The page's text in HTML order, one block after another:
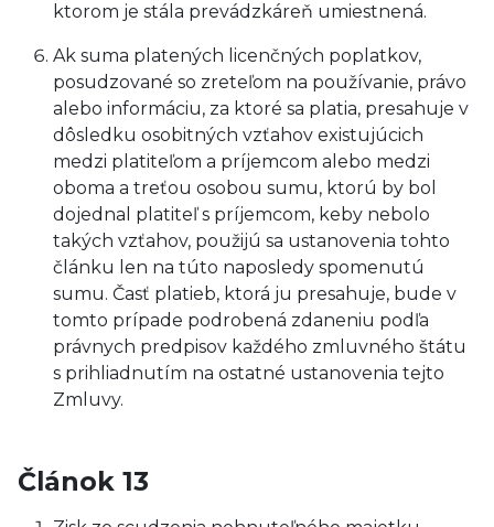
ktorom je stála prevádzkáreň umiestnená.
Ak suma platených licenčných poplatkov,
posudzované so zreteľom na používanie, právo
alebo informáciu, za ktoré sa platia, presahuje v
dôsledku osobitných vzťahov existujúcich
medzi platiteľom a príjemcom alebo medzi
oboma a treťou osobou sumu, ktorú by bol
dojednal platiteľ s príjemcom, keby nebolo
takých vzťahov, použijú sa ustanovenia tohto
článku len na túto naposledy spomenutú
sumu. Časť platieb, ktorá ju presahuje, bude v
tomto prípade podrobená zdaneniu podľa
právnych predpisov každého zmluvného štátu
s prihliadnutím na ostatné ustanovenia tejto
Zmluvy.
Článok 13